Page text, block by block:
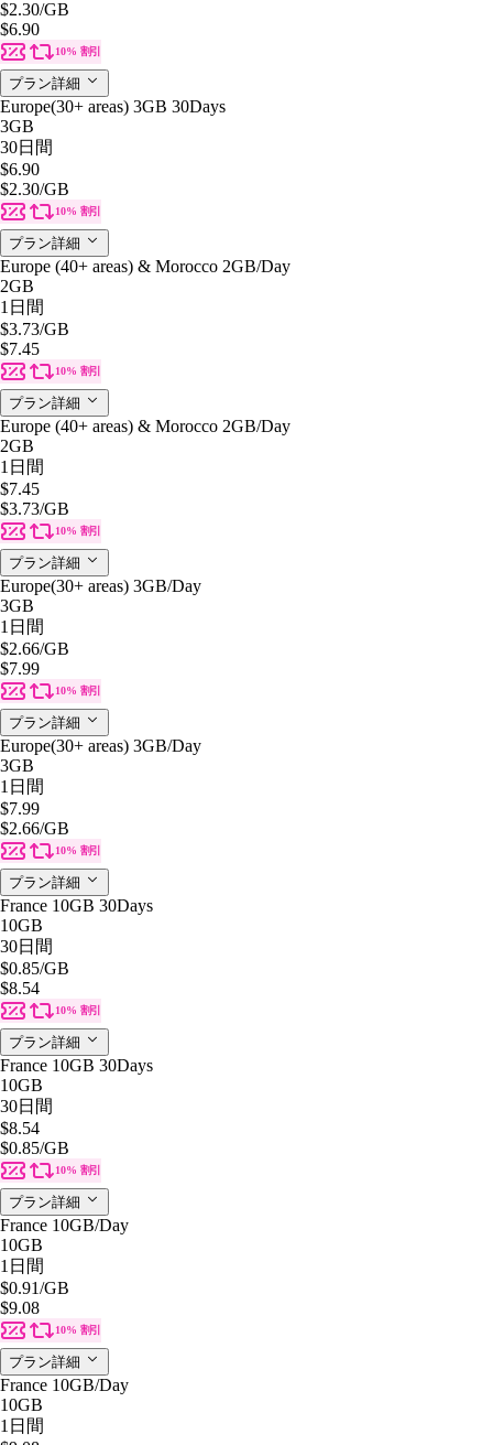
$2.30/GB
$6.90
10% 割引
プラン詳細
Europe(30+ areas) 3GB 30Days
3GB
30日間
$6.90
$2.30/GB
10% 割引
プラン詳細
Europe (40+ areas) & Morocco 2GB/Day
2GB
1日間
$3.73/GB
$7.45
10% 割引
プラン詳細
Europe (40+ areas) & Morocco 2GB/Day
2GB
1日間
$7.45
$3.73/GB
10% 割引
プラン詳細
Europe(30+ areas) 3GB/Day
3GB
1日間
$2.66/GB
$7.99
10% 割引
プラン詳細
Europe(30+ areas) 3GB/Day
3GB
1日間
$7.99
$2.66/GB
10% 割引
プラン詳細
France 10GB 30Days
10GB
30日間
$0.85/GB
$8.54
10% 割引
プラン詳細
France 10GB 30Days
10GB
30日間
$8.54
$0.85/GB
10% 割引
プラン詳細
France 10GB/Day
10GB
1日間
$0.91/GB
$9.08
10% 割引
プラン詳細
France 10GB/Day
10GB
1日間